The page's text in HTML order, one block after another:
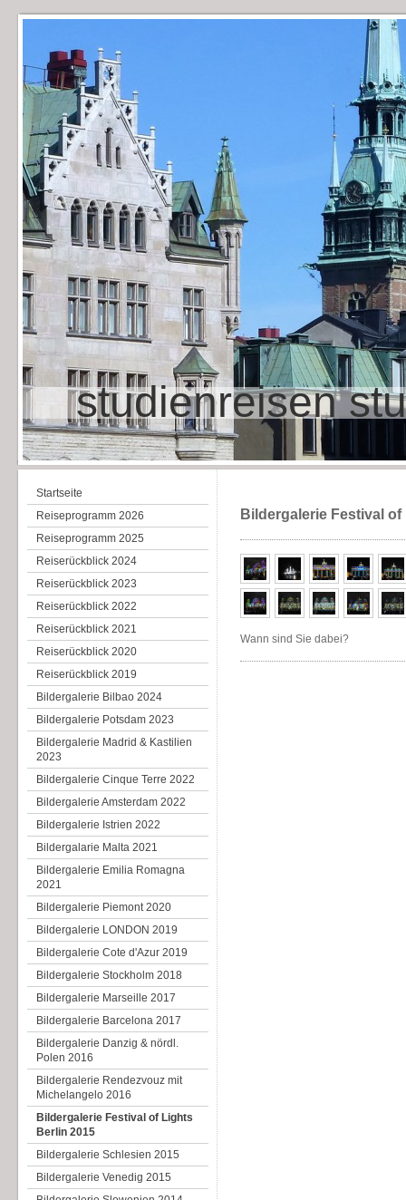
studienreisen
Startseite
Reiseprogramm 2026
Reiseprogramm 2025
Reiserückblick 2024
Reiserückblick 2023
Reiserückblick 2022
Reiserückblick 2021
Reiserückblick 2020
Reiserückblick 2019
Bildergalerie Bilbao 2024
Bildergalerie Potsdam 2023
Bildergalerie Madrid & Kastilien
2023
Bildergalerie Cinque Terre 2022
Bildergalerie Amsterdam 2022
Bildergalerie Istrien 2022
Bildergalarie Malta 2021
Bildergalerie Emilia Romagna
2021
Bildergalerie Piemont 2020
Bildergalerie LONDON 2019
Bildergalerie Cote d'Azur 2019
Bildergalerie Stockholm 2018
Bildergalerie Marseille 2017
Bildergalerie Barcelona 2017
Bildergalerie Danzig & nördl.
Polen 2016
Bildergalerie Rendezvouz mit
Michelangelo 2016
Bildergalerie Festival of Lights
Berlin 2015
Bildergalerie Schlesien 2015
Bildergalerie Venedig 2015
Bildergalerie Festival
Wann sind Sie dabei?